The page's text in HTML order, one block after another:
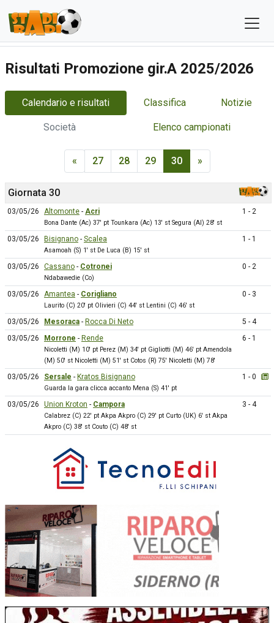
Risultati Promozione gir.A 2025/2026
Calendario e risultati Classifica Notizie
Società Elenco campionati
« 27 28 29 30 »
Giornata 30
03/05/26 Altomonte - Acri
Bona Dante (Ac) 37' pt Tounkara (Ac) 13' st Segura (Al) 28' st
1 - 2
03/05/26 Bisignano - Scalea
Asamoah (S) 1' st De Luca (B) 15' st
1 - 1
03/05/26 Cassano - Cotronei
Ndabawedie (Co)
0 - 2
03/05/26 Amantea - Corigliano
Laurito (C) 20' pt Olivieri (C) 44' st Lentini (C) 46' st
0 - 3
03/05/26 Mesoraca - Rocca Di Neto
5 - 4
03/05/26
Morrone - Rende
Nicoletti (M) 10' pt Perez (M) 34' pt Gigliotti (M) 46' pt Amendola
(M) 50' st Nicoletti (M) 51' st Cotos (R) 75' Nicoletti (M) 78'
6 - 1
03/05/26 Sersale - Kratos Bisignano
Guarda la gara clicca accanto Mena (S) 41' pt
1 - 0
03/05/26 Union Kroton - Campora
Calabrez (C) 22' pt Akpa Akpro (C) 29' pt Curto (UK) 6' st Akpa
Akpro (C) 38' st Couto (C) 48' st
3 - 4